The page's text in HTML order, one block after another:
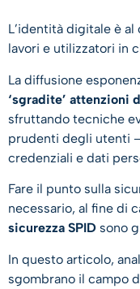
L’identità digitale è
lavori e utilizzatori in
La diffusione
‘sgradite’ attenzioni
sfruttando tecniche
prudenti degli utenti
credenziali e dati
Fare il punto sulla
necessario, al fine di
sicurezza SPID sono
In questo articolo,
sgombrano il campo